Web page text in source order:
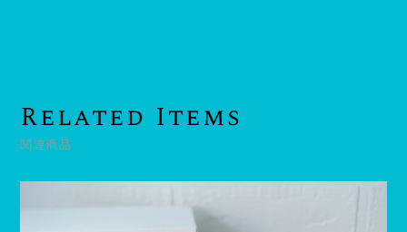
Related Items
関連商品